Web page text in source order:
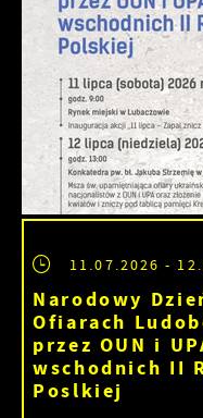
11.07.2026 -
Narodowy
Ofiarach
przez OUN i
wschodnich II
Poslkiej